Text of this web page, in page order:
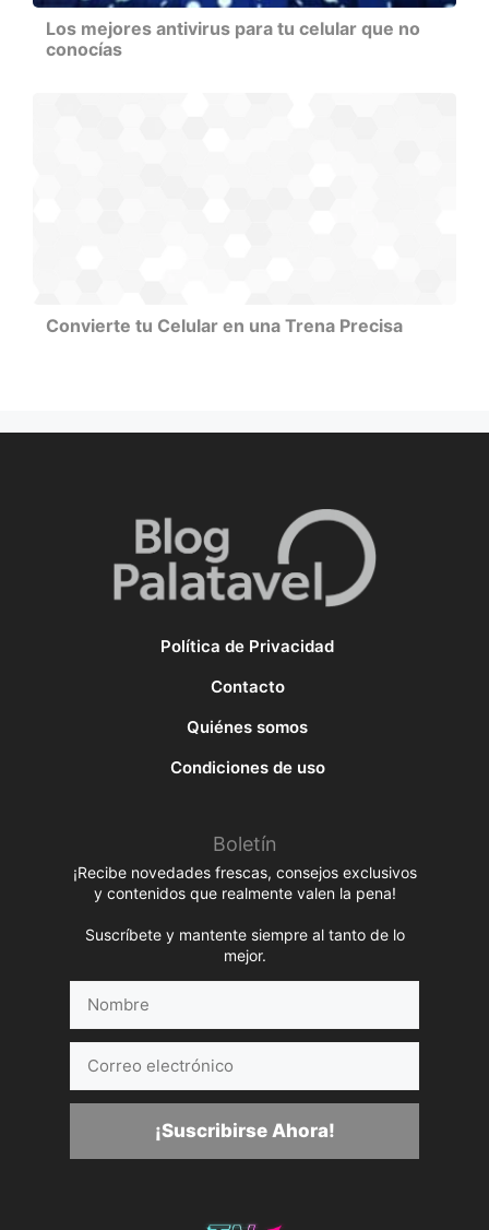
Los mejores antivirus para tu celular que no
conocías
Convierte tu Celular en una Trena Precisa
Política de Privacidad
Contacto
Quiénes somos
Condiciones de uso
Boletín
¡Recibe novedades frescas, consejos exclusivos
y contenidos que realmente valen la pena!
Suscríbete y mantente siempre al tanto de lo
mejor.
electrónico
¡Suscribirse Ahora!